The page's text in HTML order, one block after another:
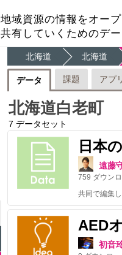
地域資源の情報をオー
共有していくためのデ
北海道 北海道
データ 課題 アプ
北海道白老町
7 データセット
日本
遠藤
759 ダウン
共同で編集
AED
初音